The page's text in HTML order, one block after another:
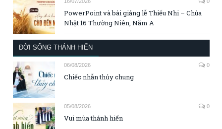
PowerPoint và bài giảng lễ Thiếu Nhi – Chúa
Nhật 16 Thường Niên, Năm A
ĐỜI SỐNG THÁNH HIẾN
06/08/2026 0
Chiếc nhẫn thủy chung
05/08/2026 0
Vui mùa thánh hiến